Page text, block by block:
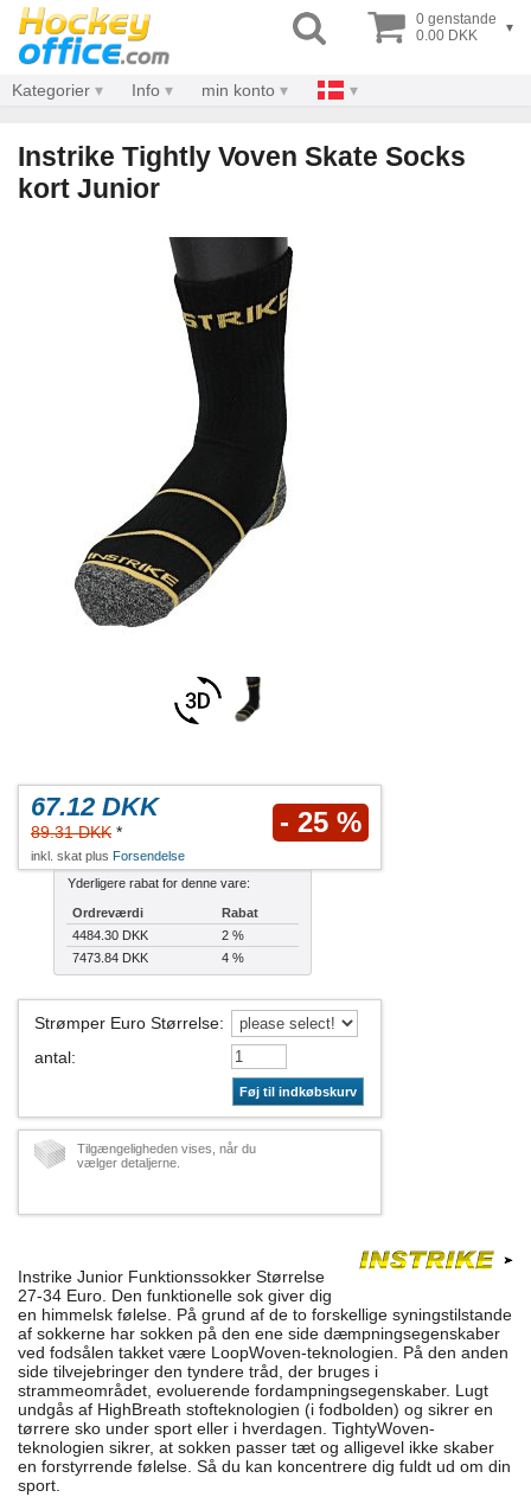
0 genstande
0.00 DKK
▾
Kategorier Info min konto
Instrike Tightly Voven Skate Socks
kort Junior
67.12 DKK
89.31 DKK * - 25 %
inkl. skat plus Forsendelse
Yderligere rabat for denne vare:
Ordreværdi
Rabat
4484.30 DKK
2 %
7473.84 DKK
4 %
Strømper Euro Størrelse:
antal:
Føj til indkøbskurv
Tilgængeligheden vises, når du
vælger detaljerne.
Instrike Junior Funktionssokker Størrelse
27-34 Euro. Den funktionelle sok giver dig
en himmelsk følelse. På grund af de to forskellige syningstilstande
af sokkerne har sokken på den ene side dæmpningsegenskaber
ved fodsålen takket være LoopWoven-teknologien. På den anden
side tilvejebringer den tyndere tråd, der bruges i
strammeområdet, evoluerende fordampningsegenskaber. Lugt
undgås af HighBreath stofteknologien (i fodbolden) og sikrer en
tørrere sko under sport eller i hverdagen. TightyWoven-
teknologien sikrer, at sokken passer tæt og alligevel ikke skaber
en forstyrrende følelse. Så du kan koncentrere dig fuldt ud om din
sport.